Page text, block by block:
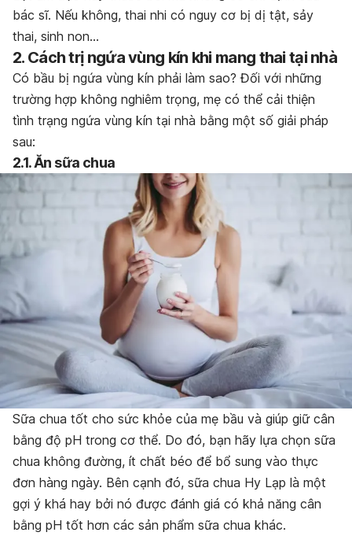
bác sĩ. Nếu không, thai nhi có nguy cơ bị dị tật, sảy
thai, sinh non…
2. Cách trị ngứa vùng kín khi mang thai tại nhà
Có bầu bị ngứa vùng kín phải làm sao? Đối với những
trường hợp không nghiêm trọng, mẹ có thể cải thiện
tình trạng ngứa vùng kín tại nhà bằng một số giải pháp
sau:
2.1. Ăn sữa chua
Sữa chua tốt cho sức khỏe của mẹ bầu và giúp giữ cân
bằng độ pH trong cơ thể. Do đó, bạn hãy lựa chọn sữa
chua không đường, ít chất béo để bổ sung vào thực
đơn hàng ngày. Bên cạnh đó, sữa chua Hy Lạp là một
gợi ý khá hay bởi nó được đánh giá có khả năng cân
bằng pH tốt hơn các sản phẩm sữa chua khác.